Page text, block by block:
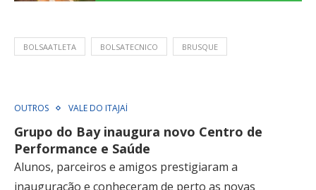
BOLSAATLETA BOLSATECNICO BRUSQUE
OUTROS VALE DO ITAJAÍ
Grupo do Bay inaugura novo Centro de
Performance e Saúde
Alunos, parceiros e amigos prestigiaram a
inauguração e conheceram de perto as novas